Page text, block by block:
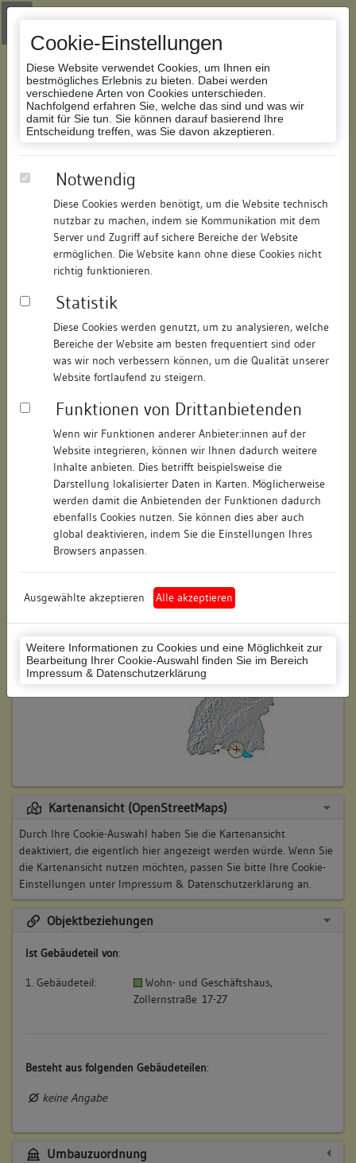
Cookie-Einstellungen
Diese Website verwendet Cookies, um Ihnen ein
bestmögliches Erlebnis zu bieten. Dabei werden
verschiedene Arten von Cookies unterschieden.
Nachfolgend erfahren Sie, welche das sind und was wir
damit für Sie tun. Sie können darauf basierend Ihre
Entscheidung treffen, was Sie davon akzeptieren.
Notwendig
Diese Cookies werden benötigt, um die Website technisch
nutzbar zu machen, indem sie Kommunikation mit dem
Server und Zugriff auf sichere Bereiche der Website
ermöglichen. Die Website kann ohne diese Cookies nicht
richtig funktionieren.
Statistik
Diese Cookies werden genutzt, um zu analysieren, welche
Bereiche der Website am besten frequentiert sind oder
was wir noch verbessern können, um die Qualität unserer
Website fortlaufend zu steigern.
Funktionen von Drittanbietenden
Wenn wir Funktionen anderer Anbieter:innen auf der
Website integrieren, können wir Ihnen dadurch weitere
Inhalte anbieten. Dies betrifft beispielsweise die
Darstellung lokalisierter Daten in Karten. Möglicherweise
werden damit die Anbietenden der Funktionen dadurch
ebenfalls Cookies nutzen. Sie können dies aber auch
global deaktivieren, indem Sie die Einstellungen Ihres
Browsers anpassen.
Ausgewählte akzeptieren Alle akzeptieren
Weitere Informationen zu Cookies und eine Möglichkeit zur
Bearbeitung Ihrer Cookie-Auswahl finden Sie im Bereich
Impressum & Datenschutzerklärung
Zur Navigation springen
Zum Inhalt der Website springen
Datenbank Bauforschung/Restaurierung
190366438318/Datum:02.11.2011
Datenbestand:
Bauforschung
Als PDF herunterladen:
Objektdaten
Straße: Zollernstraße
Hausnummer: 19
Postleitzahl: 78426
Stadt-Teilort: Konstanz
Regierungsbezirk: Freiburg
Konstanz (Landkreis)
Wohnplatzschlüssel: 8335043012
Flurstücknummer: keine
Historischer Straßenname: keiner
Lage des Wohnplatzes:
Kartenansicht (OpenStreetMaps)
Durch Ihre Cookie-Auswahl haben Sie die Kartenansicht
deaktiviert, die eigentlich hier angezeigt werden würde. Wenn Sie
die Kartenansicht nutzen möchten, passen Sie bitte Ihre Cookie-
Einstellungen unter Impressum & Datenschutzerklärung an.
Objektbeziehungen
Ist Gebäudeteil von:
1. Gebäudeteil:
Wohn- und Geschäftshaus,
Zollernstraße 17-27
Besteht aus folgenden Gebäudeteilen:
keine Angabe
Umbauzuordnung